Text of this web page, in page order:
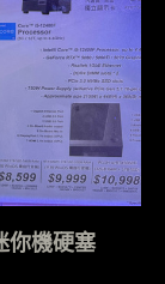
你機硬塞